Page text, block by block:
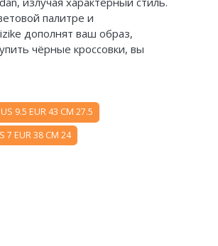
палитре и
дополнят ваш образ,
чёрные кроссовки, вы
US 9.5 EUR 43 CM 27.5
7 EUR 38 CM 24